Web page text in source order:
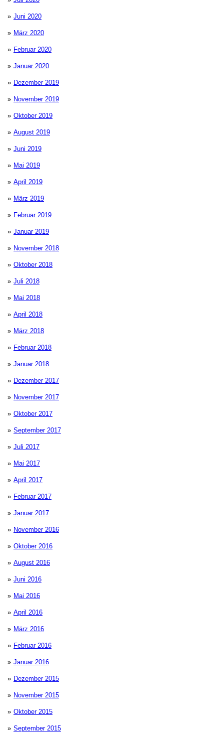
Juni 2020
März 2020
Februar 2020
Januar 2020
Dezember 2019
November 2019
Oktober 2019
August 2019
Juni 2019
Mai 2019
April 2019
März 2019
Februar 2019
Januar 2019
November 2018
Oktober 2018
Juli 2018
Mai 2018
April 2018
März 2018
Februar 2018
Januar 2018
Dezember 2017
November 2017
Oktober 2017
September 2017
Juli 2017
Mai 2017
April 2017
Februar 2017
Januar 2017
November 2016
Oktober 2016
August 2016
Juni 2016
Mai 2016
April 2016
März 2016
Februar 2016
Januar 2016
Dezember 2015
November 2015
Oktober 2015
September 2015